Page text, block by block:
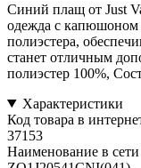
Синий плащ от Just
одежда с капюшоном
полиэстера,
станет отличным
полиэстер 100%,
Характеристики
Код товара в
37153
Наименование в